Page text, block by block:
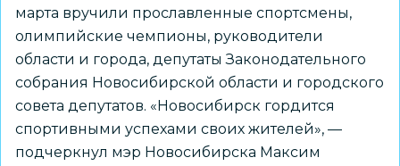
марта вручили прославленные спортсмены,
олимпийские чемпионы, руководители
области и города, депутаты Законодательного
собрания Новосибирской области и городского
совета депутатов. «Новосибирск гордится
спортивными успехами своих жителей», —
подчеркнул мэр Новосибирска Максим